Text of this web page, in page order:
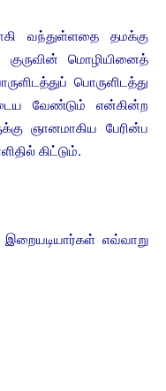
வந்துள்ளதை தமக்கு
மொழியினைத்
பொருளிடத்து
வேண்டும் என்கின்ற
ஞானமாகிய பேரின்ப
கிட்டும்.
எவ்வாறு